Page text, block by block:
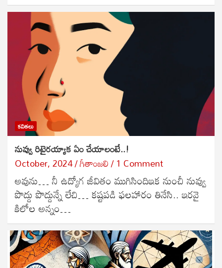
కవితలు
నువ్వు రిటైరయ్యాక ఏం చేయాలంటే..!
October, 2024 గీతాంజలి 1 Comment
అవును… నీ ఉద్యోగ జీవితం ముగిసిందిఇక నుంచీ నువ్వు
పొద్దు పొద్దున్నే లేచి… కష్టపడి ఫలహారం తినేసి.. ఇరవై
కిలోల అన్నం…